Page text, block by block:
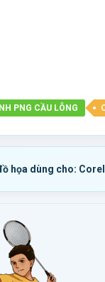
PNG CẦU LÔNG
họa dùng cho: